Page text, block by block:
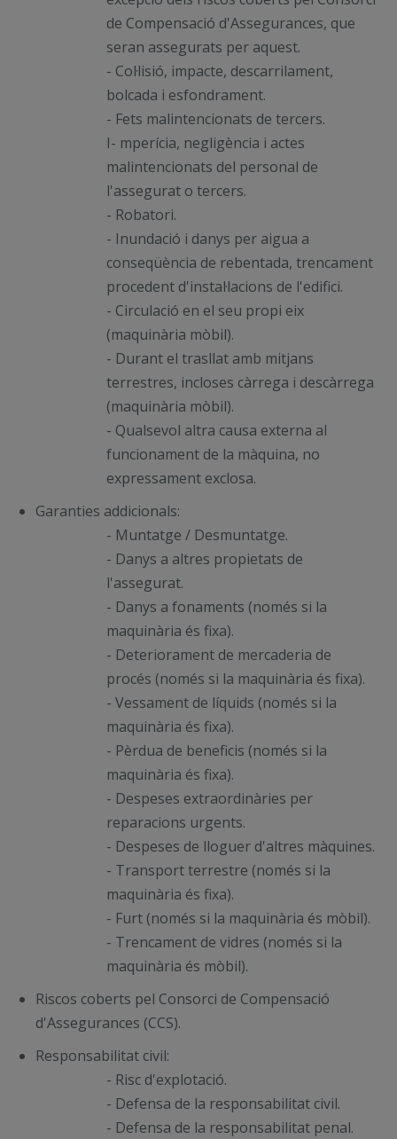
de Compensació d'Assegurances, que
seran assegurats per aquest.
- Col·lisió, impacte, descarrilament,
bolcada i esfondrament.
- Fets malintencionats de tercers.
I- mperícia, negligència i actes
malintencionats del personal de
l'assegurat o tercers.
- Robatori.
- Inundació i danys per aigua a
conseqüència de rebentada, trencament
procedent d'instal·lacions de l'edifici.
- Circulació en el seu propi eix
(maquinària mòbil).
- Durant el trasllat amb mitjans
terrestres, incloses càrrega i descàrrega
(maquinària mòbil).
- Qualsevol altra causa externa al
funcionament de la màquina, no
expressament exclosa.
Garanties addicionals:
- Muntatge / Desmuntatge.
- Danys a altres propietats de
l'assegurat.
- Danys a fonaments (només si la
maquinària és fixa).
- Deteriorament de mercaderia de
procés (només si la maquinària és fixa).
- Vessament de líquids (només si la
maquinària és fixa).
- Pèrdua de beneficis (només si la
maquinària és fixa).
- Despeses extraordinàries per
reparacions urgents.
- Despeses de lloguer d'altres màquines.
- Transport terrestre (només si la
maquinària és fixa).
- Furt (només si la maquinària és mòbil).
- Trencament de vidres (només si la
maquinària és mòbil).
Riscos coberts pel Consorci de Compensació
d'Assegurances (CCS).
Responsabilitat civil:
- Risc d'explotació.
- Defensa de la responsabilitat civil.
- Defensa de la responsabilitat penal.